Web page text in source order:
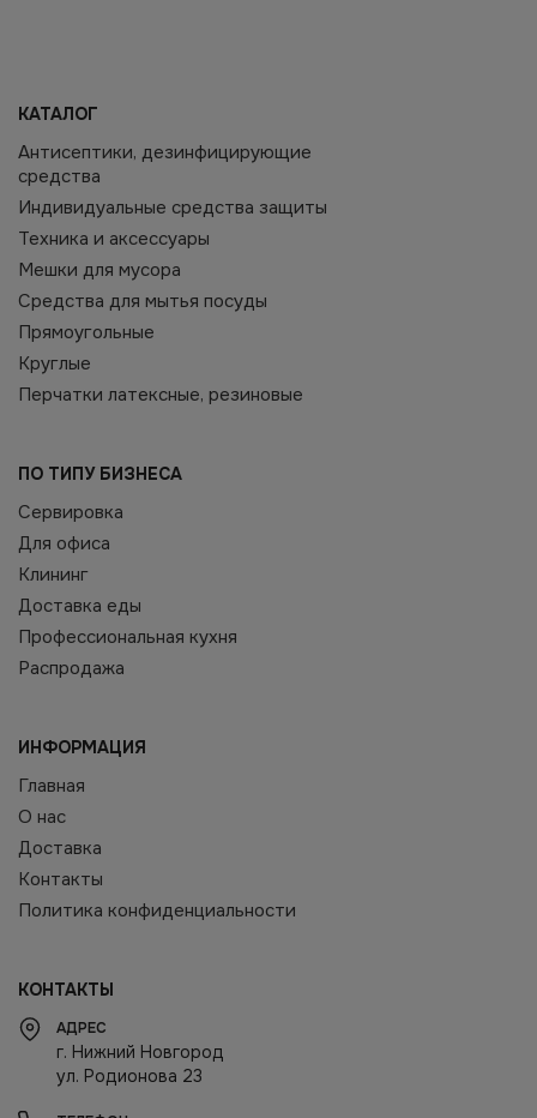
КАТАЛОГ
Антисептики, дезинфицирующие
средства
Индивидуальные средства защиты
Техника и аксессуары
Мешки для мусора
Средства для мытья посуды
Прямоугольные
Круглые
Перчатки латексные, резиновые
ПО ТИПУ БИЗНЕСА
Сервировка
Для офиса
Клининг
Доставка еды
Профессиональная кухня
Распродажа
ИНФОРМАЦИЯ
Главная
О нас
Доставка
Контакты
Политика конфиденциальности
КОНТАКТЫ
АДРЕС
г. Нижний Новгород
ул. Родионова 23